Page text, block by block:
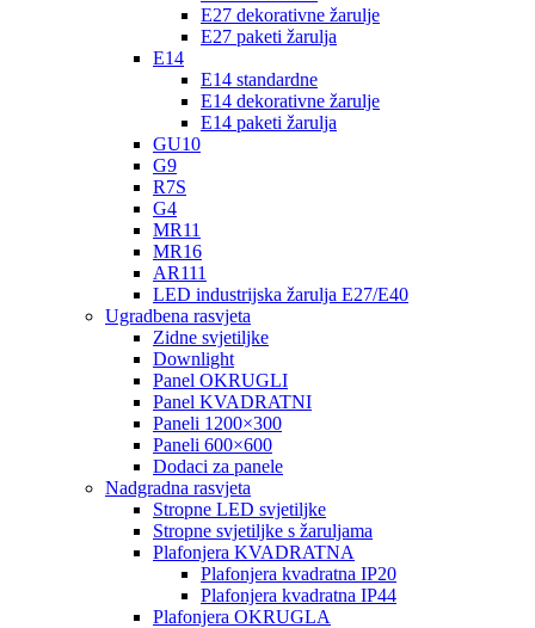
E27 dekorativne žarulje
E27 paketi žarulja
E14
E14 standardne
E14 dekorativne žarulje
E14 paketi žarulja
GU10
G9
R7S
G4
MR11
MR16
AR111
LED industrijska žarulja E27/E40
Ugradbena rasvjeta
Zidne svjetiljke
Downlight
Panel OKRUGLI
Panel KVADRATNI
Paneli 1200×300
Paneli 600×600
Dodaci za panele
Nadgradna rasvjeta
Stropne LED svjetiljke
Stropne svjetiljke s žaruljama
Plafonjera KVADRATNA
Plafonjera kvadratna IP20
Plafonjera kvadratna IP44
Plafonjera OKRUGLA